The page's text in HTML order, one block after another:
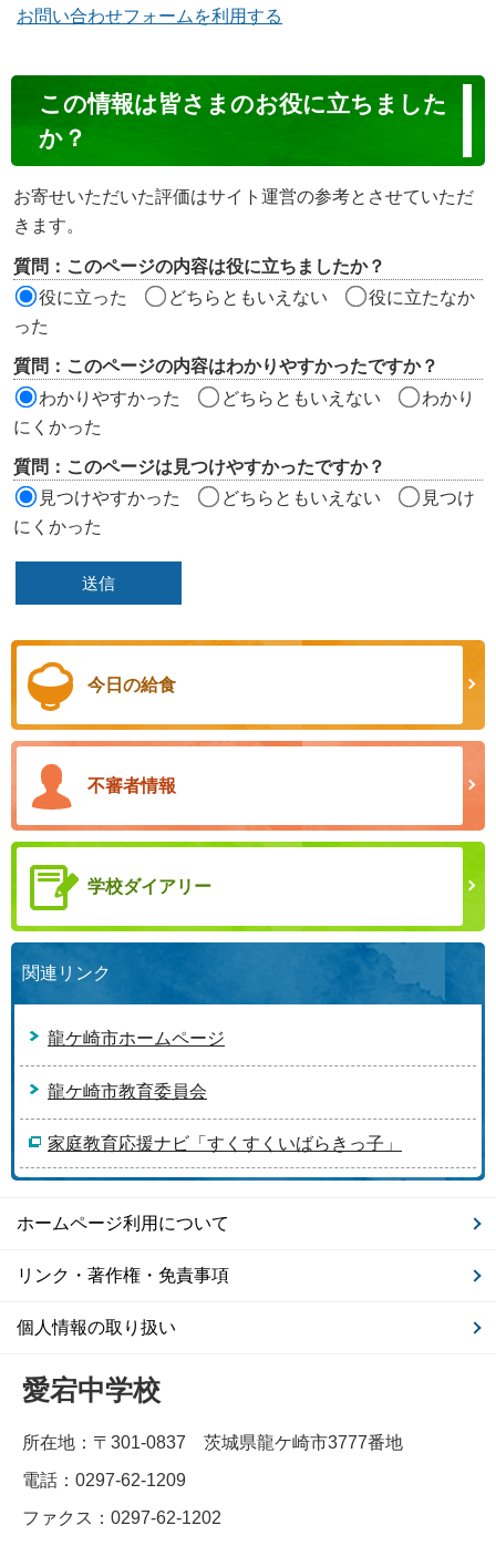
お問い合わせフォームを利用する
ン
ン
ツ
評
価
ア
この情報は皆さまのお役に立ちました
か？
お寄せいただいた評価はサイト運営の参考とさせていただ
きます。
質問：このページの内容は役に立ちましたか？
役に立った
どちらともいえない
役に立たなか
った
質問：このページの内容はわかりやすかったですか？
わかりやすかった
どちらともいえない
わかり
にくかった
質問：このページは見つけやすかったですか？
見つけやすかった
どちらともいえない
見つけ
にくかった
今日の給食
不審者情報
学校ダイアリー
関連リンク
龍ケ崎市ホームページ
龍ケ崎市教育委員会
家庭教育応援ナビ「すくすくいばらきっ子」
ホームページ利用について
リンク・著作権・免責事項
個人情報の取り扱い
愛宕中学校
所在地：〒301-0837 茨城県龍ケ崎市3777番地
電話：0297-62-1209
ファクス：0297-62-1202